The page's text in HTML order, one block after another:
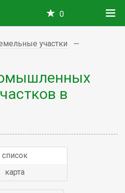
0
участки
в
список
карта